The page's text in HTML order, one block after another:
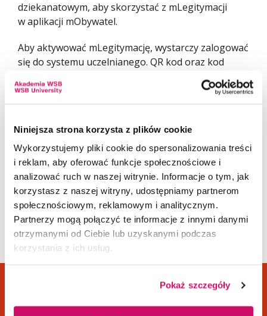
Niniejsza strona korzysta z plików cookie
Wykorzystujemy pliki cookie do spersonalizowania treści
i reklam, aby oferować funkcje społecznościowe i
analizować ruch w naszej witrynie. Informacje o tym, jak
korzystasz z naszej witryny, udostępniamy partnerom
społecznościowym, reklamowym i analitycznym.
Partnerzy mogą połączyć te informacje z innymi danymi
otrzymanymi od Ciebie lub uzyskanymi podczas
korzystania z ich usług.
Pokaż szczegóły
dziekanatowym, aby skorzystać z mLegitymacji
w aplikacji mObywatel.
Aby aktywować mLegitymację, wystarczy zalogować
się do systemu uczelnianego. QR kod oraz kod
udostępnione właśnie w tym systemie.
z linkiem prowadzącym bezpośrednio do systemu
uczelnianego, gdzie będzie możliwość pobrania
wymaganych kodów.
Po pobraniu kodów należy postępować zgodnie
z instrukcją aktywacji mLegitymacji w aplikacji
mObywatel.